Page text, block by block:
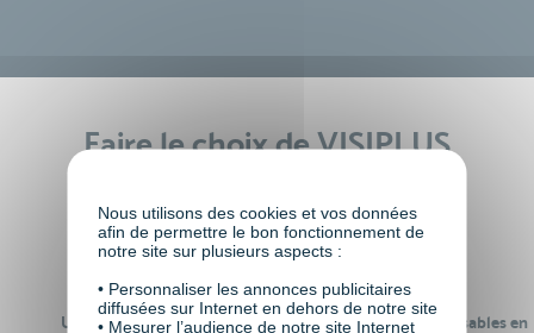
Faire le choix de VISIPLUS
Un réseau de 22 000
100% des formations réalisables en
Nous utilisons des cookies et vos données
afin de permettre le bon fonctionnement de
notre site sur plusieurs aspects :
• Personnaliser les annonces publicitaires
diffusées sur Internet en dehors de notre site
• Mesurer l’audience de notre site Internet